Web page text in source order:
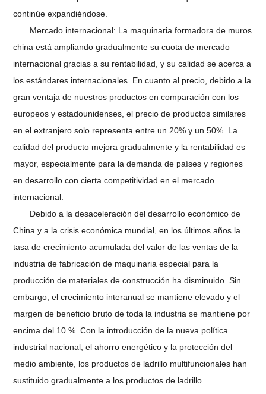
continúe expandiéndose.
Mercado internacional: La maquinaria formadora de muros
china está ampliando gradualmente su cuota de mercado
internacional gracias a su rentabilidad, y su calidad se acerca a
los estándares internacionales. En cuanto al precio, debido a la
gran ventaja de nuestros productos en comparación con los
europeos y estadounidenses, el precio de productos similares
en el extranjero solo representa entre un 20% y un 50%. La
calidad del producto mejora gradualmente y la rentabilidad es
mayor, especialmente para la demanda de países y regiones
en desarrollo con cierta competitividad en el mercado
internacional.
Debido a la desaceleración del desarrollo económico de
China y a la crisis económica mundial, en los últimos años la
tasa de crecimiento acumulada del valor de las ventas de la
industria de fabricación de maquinaria especial para la
producción de materiales de construcción ha disminuido. Sin
embargo, el crecimiento interanual se mantiene elevado y el
margen de beneficio bruto de toda la industria se mantiene por
encima del 10 %. Con la introducción de la nueva política
industrial nacional, el ahorro energético y la protección del
medio ambiente, los productos de ladrillo multifuncionales han
sustituido gradualmente a los productos de ladrillo